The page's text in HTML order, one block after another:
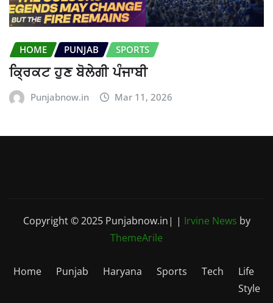
HOME PUNJAB SPORTS
ਕ੍ਰਿਕਟ ਹੁਣ ਬੋਲੇਗੀ ਪੰਜਾਬੀ
Punjabnow.in Mar 11, 2026
Copyright © 2025 Punjabnow.in| | Irvine News by
ThemeArile
Home Punjab Haryana Sports Tech
Life
Style